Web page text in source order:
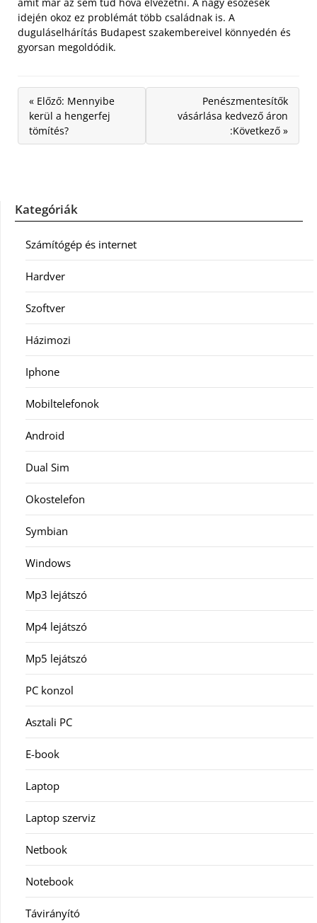
idején okoz ez problémát több családnak is. A
duguláselhárítás Budapest szakembereivel könnyedén és
gyorsan megoldódik.
« Előző: Mennyibe
kerül a hengerfej
tömítés?
Penészmentesítők
vásárlása kedvező áron
:Következő »
Kategóriák
Számítógép és internet
Hardver
Szoftver
Házimozi
Iphone
Mobiltelefonok
Android
Dual Sim
Okostelefon
Symbian
Windows
Mp3 lejátszó
Mp4 lejátszó
Mp5 lejátszó
PC konzol
Asztali PC
E-book
Laptop
Laptop szerviz
Netbook
Notebook
Távirányító